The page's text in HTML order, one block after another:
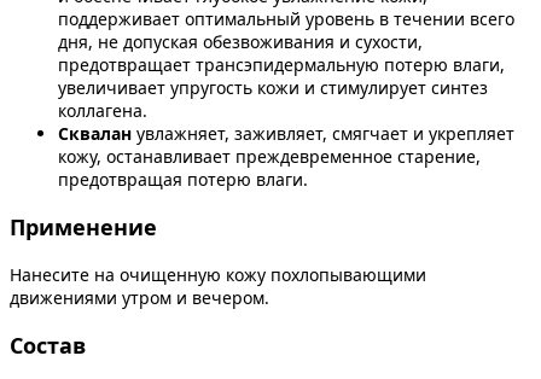
поддерживает оптимальный уровень в течении всего
дня, не допуская обезвоживания и сухости,
предотвращает трансэпидермальную потерю влаги,
увеличивает упругость кожи и стимулирует синтез
коллагена.
Сквалан увлажняет, заживляет, смягчает и укрепляет
кожу, останавливает преждевременное старение,
предотвращая потерю влаги.
Применение
Нанесите на очищенную кожу похлопывающими
движениями утром и вечером.
Состав